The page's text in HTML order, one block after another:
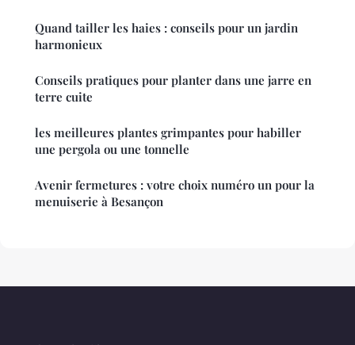
Quand tailler les haies : conseils pour un jardin
harmonieux
Conseils pratiques pour planter dans une jarre en
terre cuite
les meilleures plantes grimpantes pour habiller
une pergola ou une tonnelle
Avenir fermetures : votre choix numéro un pour la
menuiserie à Besançon